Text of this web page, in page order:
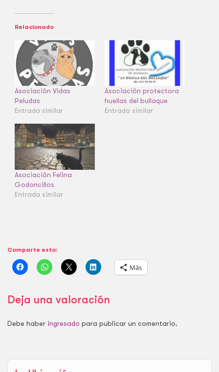
Relacionado
Asociación Vidas
Peludas
Entrada similar
Asociación protectora
huellas del bullaque
Entrada similar
Asociación Felina
Godoncillos
Entrada similar
Comparte esto:
Más
Deja una valoración
Debe haber ingresado para publicar un comentario.